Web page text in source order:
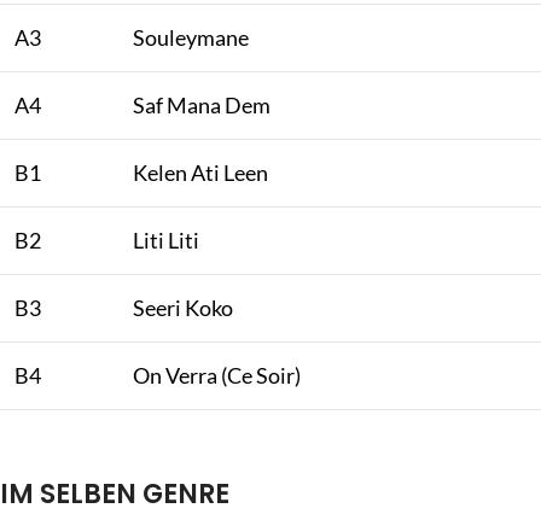
A3 Souleymane
A4 Saf Mana Dem
B1 Kelen Ati Leen
B2 Liti Liti
B3 Seeri Koko
B4 On Verra (Ce Soir)
IM SELBEN GENRE